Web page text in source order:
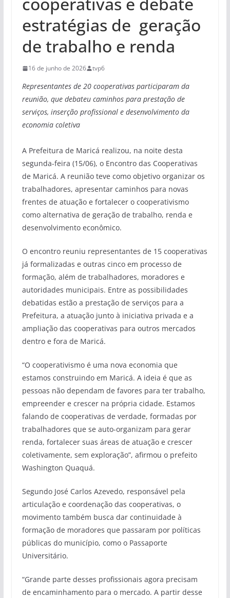
estratégias de geração
de trabalho e renda
16 de junho de 2026 tvp6
Representantes de 20 cooperativas participaram da
reunião, que debateu caminhos para prestação de
serviços, inserção profissional e desenvolvimento da
economia coletiva
A Prefeitura de Maricá realizou, na noite desta
segunda-feira (15/06), o Encontro das Cooperativas
de Maricá. A reunião teve como objetivo organizar os
trabalhadores, apresentar caminhos para novas
frentes de atuação e fortalecer o cooperativismo
como alternativa de geração de trabalho, renda e
desenvolvimento econômico.
O encontro reuniu representantes de 15 cooperativas
já formalizadas e outras cinco em processo de
formação, além de trabalhadores, moradores e
autoridades municipais. Entre as possibilidades
debatidas estão a prestação de serviços para a
Prefeitura, a atuação junto à iniciativa privada e a
ampliação das cooperativas para outros mercados
dentro e fora de Maricá.
“O cooperativismo é uma nova economia que
estamos construindo em Maricá. A ideia é que as
pessoas não dependam de favores para ter trabalho,
empreender e crescer na própria cidade. Estamos
falando de cooperativas de verdade, formadas por
trabalhadores que se auto-organizam para gerar
renda, fortalecer suas áreas de atuação e crescer
coletivamente, sem exploração”, afirmou o prefeito
Washington Quaquá.
Segundo José Carlos Azevedo, responsável pela
articulação e coordenação das cooperativas, o
movimento também busca dar continuidade à
formação de moradores que passaram por políticas
públicas do município, como o Passaporte
Universitário.
“Grande parte desses profissionais agora precisam
de encaminhamento para o mercado. A partir desse